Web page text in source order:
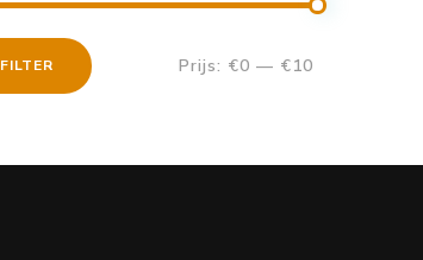
FILTER Prijs: €0 — €10